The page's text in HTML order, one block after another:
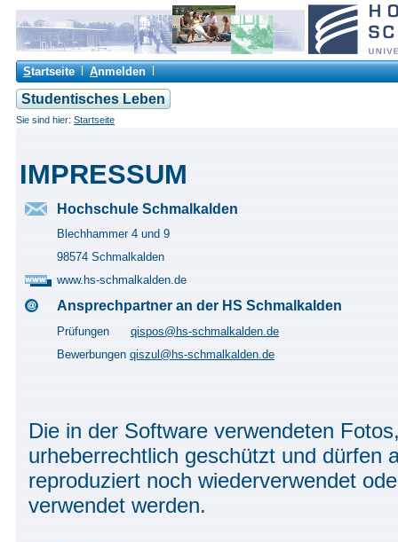
Startseite Anmelden
Studentisches Leben
Sie sind hier: Startseite
IMPRESSUM
Hochschule Schmalkalden
Blechhammer 4 und 9
98574 Schmalkalden
www.hs-schmalkalden.de
Ansprechpartner an der HS Schmalkalden
Prüfungen qispos@hs-schmalkalden.de
Bewerbungen qiszul@hs-schmalkalden.de
Die in der Software verwendeten
urheberrechtlich geschützt und dürfen
reproduziert noch wiederverwendet
verwendet werden.